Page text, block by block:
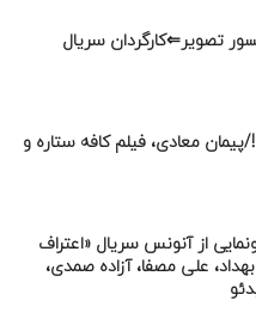
تصویر⇐کارگردان سریال
معادی، فیلم کافه ستاره و
از آنونس سریال «اعتراف
علی مصفا، آزاده صمدی،